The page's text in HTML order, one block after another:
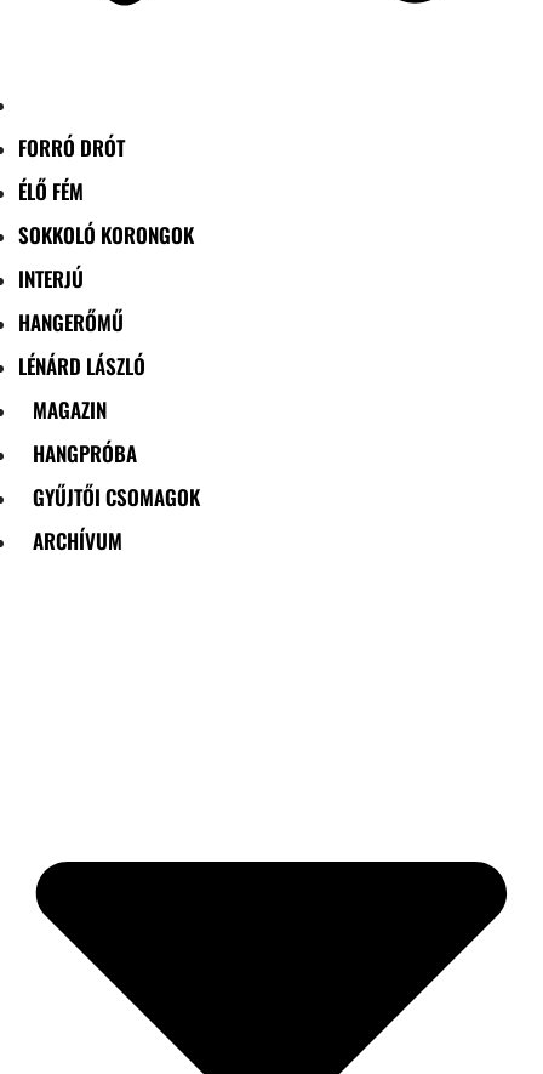
FORRÓ DRÓT
ÉLŐ FÉM
SOKKOLÓ KORONGOK
INTERJÚ
HANGERŐMŰ
LÉNÁRD LÁSZLÓ
MAGAZIN
HANGPRÓBA
GYŰJTŐI CSOMAGOK
ARCHÍVUM